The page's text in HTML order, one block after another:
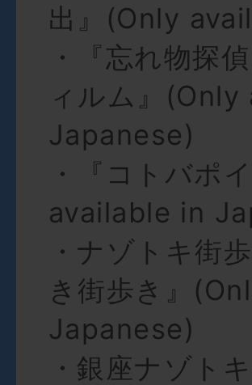
出』(Only
・『忘れ物探
ィルム』
Japanese)
・『コトバポ
available in
・ナゾトキ街
き街歩き』
Japanese)
・銀座ナゾト